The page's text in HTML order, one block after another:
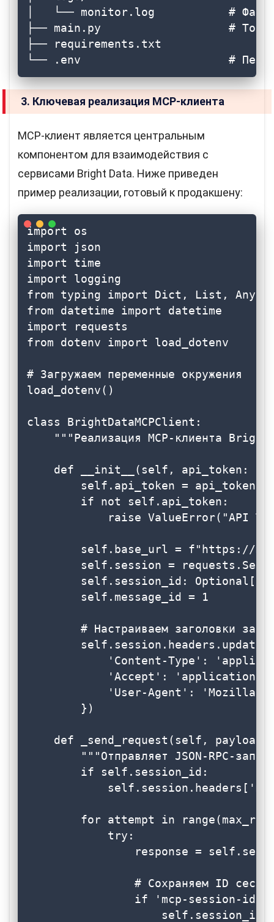
│   └── monitor.log           # Файл
├── main.py                   # Точка
├── requirements.txt
└── .env                      #
3. Ключевая реализация MCP-клиента
MCP-клиент является центральным
компонентом для взаимодействия с
сервисами Bright Data. Ниже приведен
пример реализации, готовый к продакшену:
import os
import json
import time
import logging
from typing import Dict, List, Any,
from datetime import datetime
import requests
from dotenv import load_dotenv
# Загружаем переменные окружения
load_dotenv()
class BrightDataMCPClient:
"""Реализация MCP-клиента Bright
def __init__(self, api_token:
self.api_token = api_token
        if not self.api_token:
raise ValueError("API
self.base_url = f"https://
self.session =
self.session_id:
        self.message_id = 1
# Настраиваем заголовки
'Content-Type':
'Accept': 'application/
'User-Agent': 'Mozilla/
        })
def _send_request(self,
"""Отправляет JSON-RPC-
        if self.session_id:
for attempt in
            try:
response =
# Сохраняем ID
if 'mcp-session-id'
self.session_id